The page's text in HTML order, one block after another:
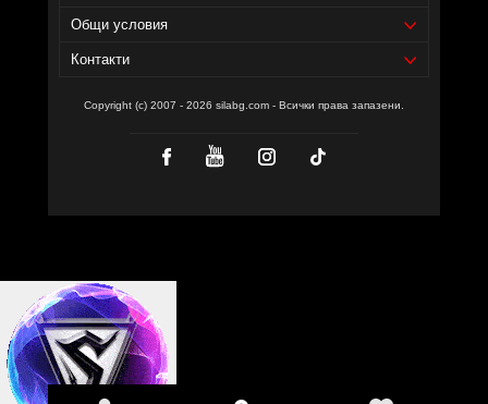
Общи условия
Контакти
Copyright (c) 2007 - 2026 silabg.com - Всички права запазени.